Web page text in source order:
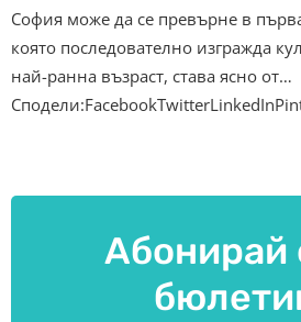
София може да се превърне в
която последователно изгражда
най-ранна възраст, става ясно от…
Абонирай